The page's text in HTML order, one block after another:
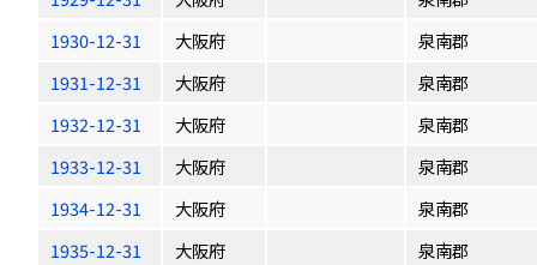
1930-12-31
大阪府
泉南郡
1931-12-31
大阪府
泉南郡
1932-12-31
大阪府
泉南郡
1933-12-31
大阪府
泉南郡
1934-12-31
大阪府
泉南郡
1935-12-31
大阪府
泉南郡